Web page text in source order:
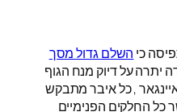
כי השלם גדול מסך
יתרה על דיוק מנח הגוף
, כל איבר מתבקש
כל החלקים הפנימיים